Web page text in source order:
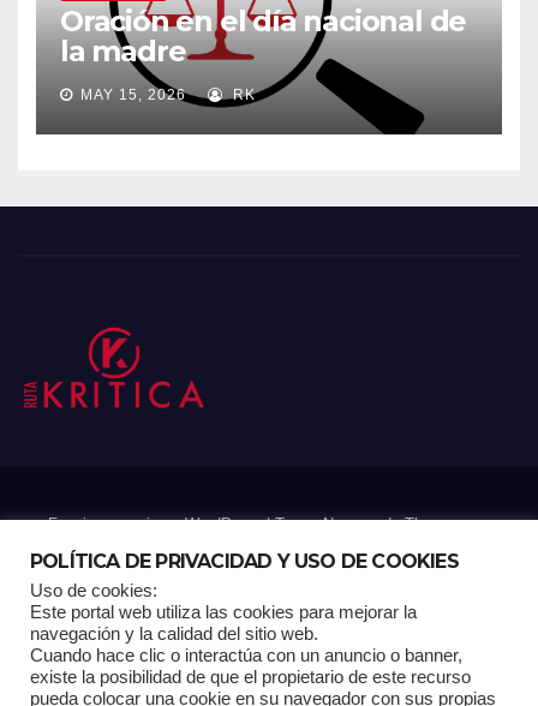
Oración en el día nacional de
la madre
MAY 15, 2026 RK
Funciona gracias a WordPress|Tema: Newsup deThemeansar
Home Análisis Carrito RK Contactos Documental Gracias !
POLÍTICA DE PRIVACIDAD Y USO DE COOKIES
Uso de cookies:
Este portal web utiliza las cookies para mejorar la
navegación y la calidad del sitio web.
Cuando hace clic o interactúa con un anuncio o banner,
existe la posibilidad de que el propietario de este recurso
pueda colocar una cookie en su navegador con sus propias